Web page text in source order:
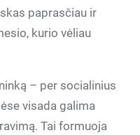
paprasčiau ir
kurio vėliau
– per socialinius
visada galima
Tai formuoja